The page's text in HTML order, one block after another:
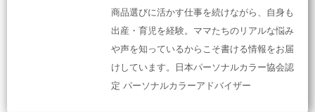
商品選びに活かす仕事を続けながら、自身も
出産・育児を経験。ママたちのリアルな悩み
や声を知っているからこそ書ける情報をお届
けしています。日本パーソナルカラー協会認
定 パーソナルカラーアドバイザー